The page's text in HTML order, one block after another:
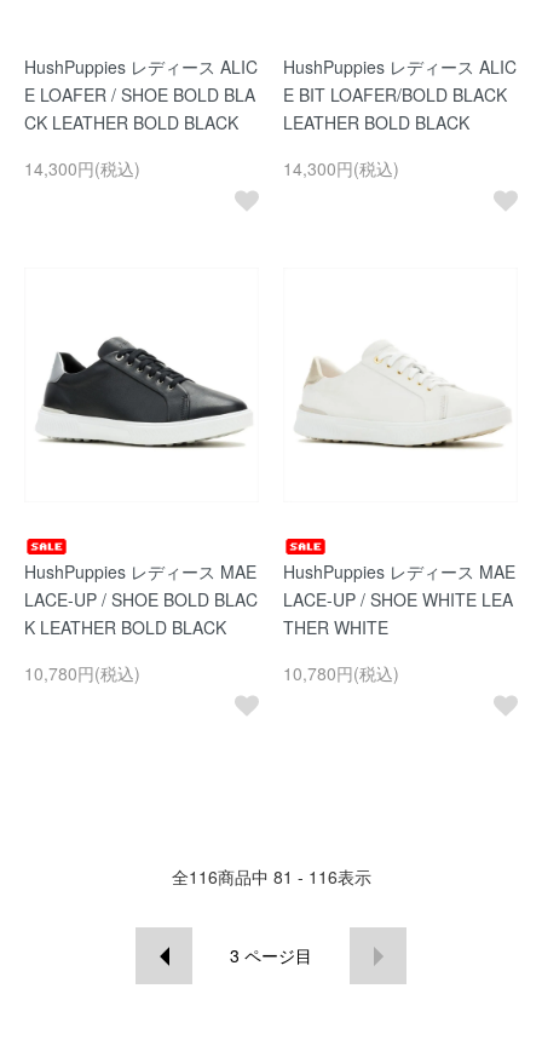
HushPuppies レディース ALIC
E LOAFER / SHOE BOLD BLA
CK LEATHER BOLD BLACK
14,300円(税込)
HushPuppies レディース ALIC
E BIT LOAFER/BOLD BLACK
LEATHER BOLD BLACK
14,300円(税込)
HushPuppies レディース MAE
LACE-UP / SHOE BOLD BLAC
K LEATHER BOLD BLACK
10,780円(税込)
HushPuppies レディース MAE
LACE-UP / SHOE WHITE LEA
THER WHITE
10,780円(税込)
全116商品中 81 - 116表示
3 ページ目